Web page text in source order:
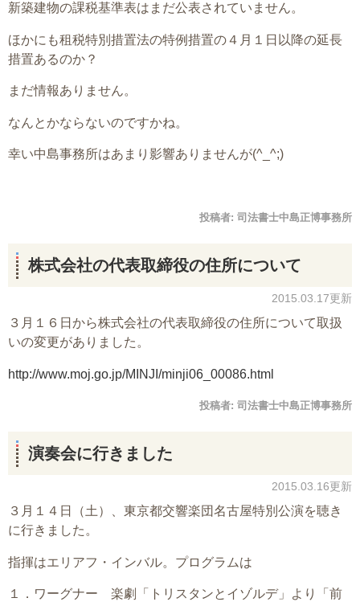
新築建物の課税基準表はまだ公表されていません。
ほかにも租税特別措置法の特例措置の４月１日以降の延長
措置あるのか？
まだ情報ありません。
なんとかならないのですかね。
幸い中島事務所はあまり影響ありませんが(^_^;)
投稿者: 司法書士中島正博事務所
株式会社の代表取締役の住所について
2015.03.17更新
３月１６日から株式会社の代表取締役の住所について取扱
いの変更がありました。
http://www.moj.go.jp/MINJI/minji06_00086.html
投稿者: 司法書士中島正博事務所
演奏会に行きました
2015.03.16更新
３月１４日（土）、東京都交響楽団名古屋特別公演を聴き
に行きました。
指揮はエリアフ・インバル。プログラムは
１．ワーグナー 楽劇「トリスタンとイゾルデ」より「前